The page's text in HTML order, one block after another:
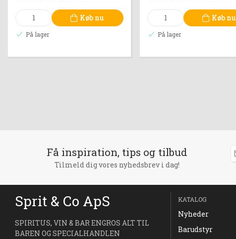
Køb nu
På lager
Køb nu
På lager
Få inspiration, tips og tilbud
Tilmeld dig vores nyhedsbrev i dag!
Sprit & Co ApS
SPIRITUS, VIN & BAR ENGROS ALT TIL
BAREN OG SPECIALHANDLEN
KATALOG
Nyheder
Barudstyr